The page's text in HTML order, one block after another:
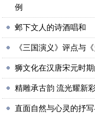
例
邺下文人的诗酒唱和
《三国演义》评点与《
狮文化在汉唐宋元时
精雕承古韵 流光耀新
直面自然与心灵的抒